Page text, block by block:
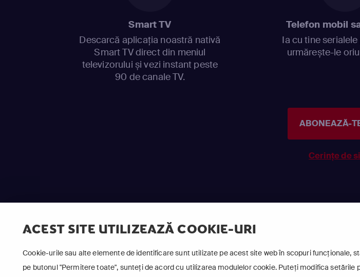
ACEST SITE UTILIZEAZĂ COOKIE-URI
Cookie-urile sau alte elemente de identificare sunt utilizate pe acest site web în scopuri
pe butonul "Permitere toate", sunteți de acord cu utilizarea modulelor cookie. Puteți modifica
Smart TV
Descarcă aplicația noastră nativă
Smart TV direct din meniul
televizorului și vezi instant peste
90 de canale TV.
Telefon mobil
Ia cu tine
urmărește-le
ABONEAZĂ-
Cerințe de